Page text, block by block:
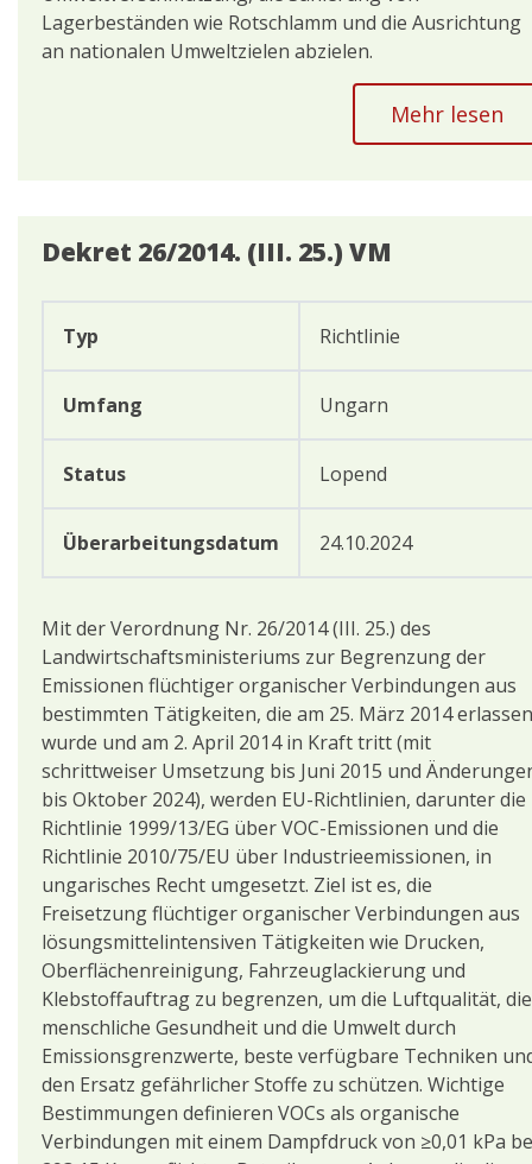
Lagerbeständen wie Rotschlamm und die Ausrichtung
an nationalen Umweltzielen abzielen.
Mehr lesen
Dekret 26/2014. (III. 25.) VM
Typ
Umfang
Status
Überarbeitungsdatum
Richtlinie
Ungarn
Lopend
24.10.2024
Mit der Verordnung Nr. 26/2014 (III. 25.) des
Landwirtschaftsministeriums zur Begrenzung der
Emissionen flüchtiger organischer Verbindungen aus
bestimmten Tätigkeiten, die am 25. März 2014 erlassen
wurde und am 2. April 2014 in Kraft tritt (mit
schrittweiser Umsetzung bis Juni 2015 und
bis Oktober 2024), werden EU-Richtlinien, darunter die
Richtlinie 1999/13/EG über VOC-Emissionen und die
Richtlinie 2010/75/EU über Industrieemissionen, in
ungarisches Recht umgesetzt. Ziel ist es, die
Freisetzung flüchtiger organischer Verbindungen aus
lösungsmittelintensiven Tätigkeiten wie Drucken,
Oberflächenreinigung, Fahrzeuglackierung und
Klebstoffauftrag zu begrenzen, um die Luftqualität, die
menschliche Gesundheit und die Umwelt durch
Emissionsgrenzwerte, beste verfügbare Techniken
den Ersatz gefährlicher Stoffe zu schützen. Wichtige
Bestimmungen definieren VOCs als organische
Verbindungen mit einem Dampfdruck von ≥0,01 kPa